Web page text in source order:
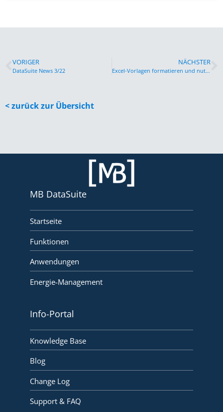
VORIGER
DataSuite News 3/22
NÄCHSTER
Excel-Vorlagen formatieren und nutzen
< zurück zur Übersicht
MB DataSuite
Startseite
Funktionen
Anwendungen
Energie-Management
Info-Portal
Knowledge Base
Blog
Change Log
Support & FAQ